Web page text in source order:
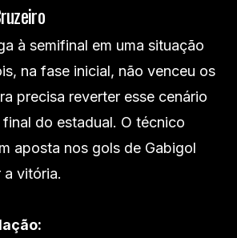
à semifinal em uma situação
na fase inicial, não venceu os
precisa reverter esse cenário
do estadual. O técnico
aposta nos gols de Gabigol
a vitória.